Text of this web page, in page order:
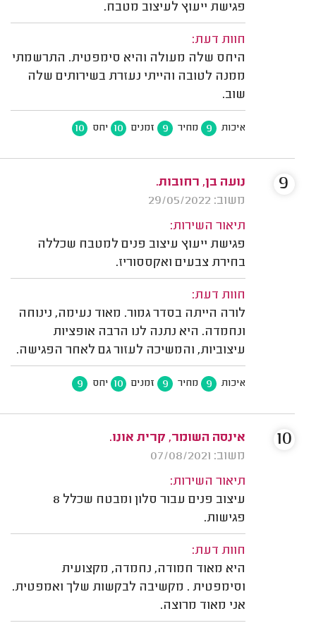
פגישת ייעוץ לעיצוב מטבח.
חוות דעת:
היחס שלה מעולה והיא סימפטית. התרשמתי
ממנה לטובה והייתי נעזרת בשירותים שלה
שוב.
איכות 9 מחיר 9 זמנים 10 יחס 10
נועה בן, רחובות.
משוב: 29/05/2022
תיאור השירות:
פגישת ייעוץ עיצוב פנים למטבח שכללה
בחירת צבעים ואקססוריז.
חוות דעת:
לורה הייתה בסדר גמור. מאוד נעימה, נינוחה
ונחמדה. היא נתנה לנו הרבה אופציות
עיצוביות, והמשיכה לעזור גם לאחר הפגישה.
איכות 9 מחיר 9 זמנים 10 יחס 9
9
אינסה השומר, קרית אונו.
משוב: 07/08/2021
תיאור השירות:
עיצוב פנים עבור סלון ומבטח שכלל 8
פגישות.
חוות דעת:
היא מאוד חמודה, נחמדה, מקצועית
וסימפטית . מקשיבה לבקשות שלך ואמפטית.
אני מאוד מרוצה.
10